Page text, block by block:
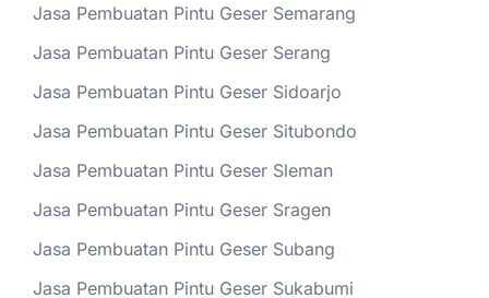
Jasa Pembuatan Pintu Geser Semarang
Jasa Pembuatan Pintu Geser Serang
Jasa Pembuatan Pintu Geser Sidoarjo
Jasa Pembuatan Pintu Geser Situbondo
Jasa Pembuatan Pintu Geser Sleman
Jasa Pembuatan Pintu Geser Sragen
Jasa Pembuatan Pintu Geser Subang
Jasa Pembuatan Pintu Geser Sukabumi